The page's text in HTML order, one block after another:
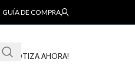
GUÍA DE COMPRA
¡COTIZA AHORA!